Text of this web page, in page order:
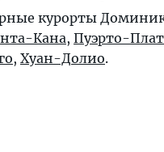
курорты
Кана, Пуэрто-
, Хуан-Долио.